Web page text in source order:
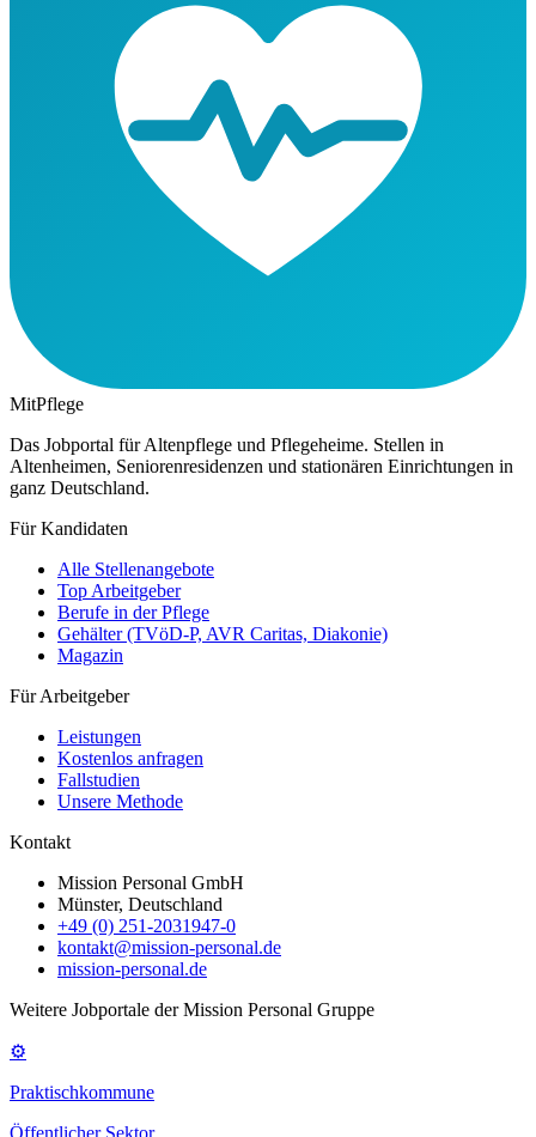
MitPflege
Das Jobportal für Altenpflege und Pflegeheime. Stellen in
Altenheimen, Seniorenresidenzen und stationären Einrichtungen in
ganz Deutschland.
Für Kandidaten
Alle Stellenangebote
Top Arbeitgeber
Berufe in der Pflege
Gehälter (TVöD-P, AVR Caritas, Diakonie)
Magazin
Für Arbeitgeber
Leistungen
Kostenlos anfragen
Fallstudien
Unsere Methode
Kontakt
Mission Personal GmbH
Münster, Deutschland
+49 (0) 251-2031947-0
kontakt@mission-personal.de
mission-personal.de
Weitere Jobportale der Mission Personal Gruppe
⚙
Praktischkommune
Öffentlicher Sektor